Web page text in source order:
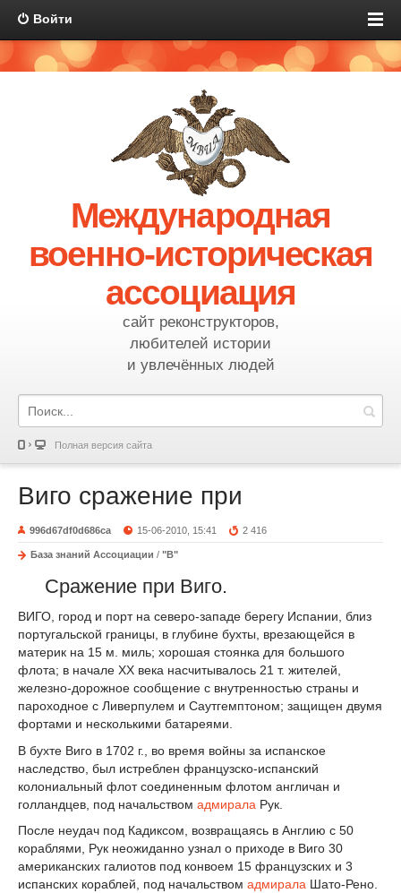
Войти
Международная
военно-историческая
ассоциация
сайт реконструкторов,
любителей истории
и увлечённых людей
Полная версия сайта
Виго сражение при
996d67df0d686ca 15-06-2010, 15:41 2 416
База знаний Ассоциации / "В"
Сражение при Виго.
ВИГО, город и порт на северо-западе берегу Испании, близ
португальской границы, в глубине бухты, врезающейся в
материк на 15 м. миль; хорошая стоянка для большого
флота; в начале XX века насчитывалось 21 т. жителей,
железно-дорожное сообщение с внутренностью страны и
пароходное с Ливерпулем и Саутгемптоном; защищен двумя
фортами и несколькими батареями.
В бухте Виго в 1702 г., во время войны за испанское
наследство, был истреблен французско-испанский
колониальный флот соединенным флотом англичан и
голландцев, под начальством адмирала Рук.
После неудач под Кадиксом, возвращаясь в Англию с 50
кораблями, Рук неожиданно узнал о приходе в Виго 30
американских галиотов под конвоем 15 французских и 3
испанских кораблей, под начальством адмирала Шато-Рено.